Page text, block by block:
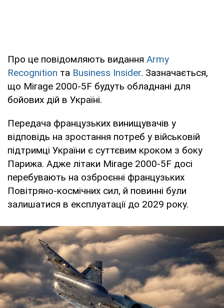
Про це повідомляють видання Army
Recognition та Business Insider. Зазначається,
що Mirage 2000-5F будуть обладнані для
бойових дій в Україні.
Передача французьких винищувачів у
відповідь на зростання потреб у військовій
підтримці України є суттєвим кроком з боку
Парижа. Адже літаки Mirage 2000-5F досі
перебувають на озброєнні французьких
Повітряно-космічних сил, й повинні були
залишатися в експлуатації до 2029 року.